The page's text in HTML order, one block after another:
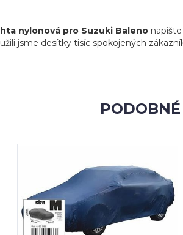
nylonová pro Suzuki Baleno
jsme desítky tisíc spokojených